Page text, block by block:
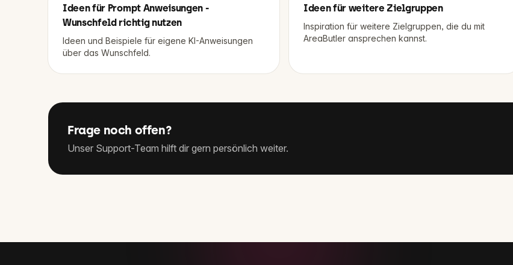
Ideen für Prompt Anweisungen -
Wunschfeld richtig nutzen
Ideen und Beispiele für eigene KI-Anweisungen
über das Wunschfeld.
Ideen für weitere Zielgruppen
Inspiration für weitere Zielgruppen, die du mit
AreaButler ansprechen kannst.
Frage noch offen?
Unser Support-Team hilft dir gern persönlich weiter.